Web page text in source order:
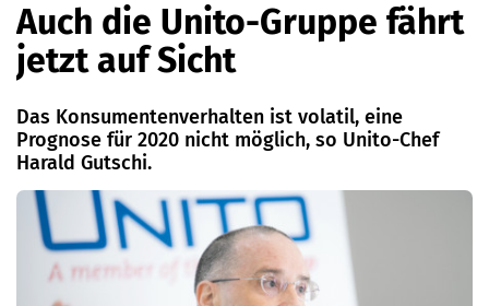
Auch die Unito-Gruppe fährt
jetzt auf Sicht
Das Konsumentenverhalten ist volatil, eine
Prognose für 2020 nicht möglich, so Unito-Chef
Harald Gutschi.